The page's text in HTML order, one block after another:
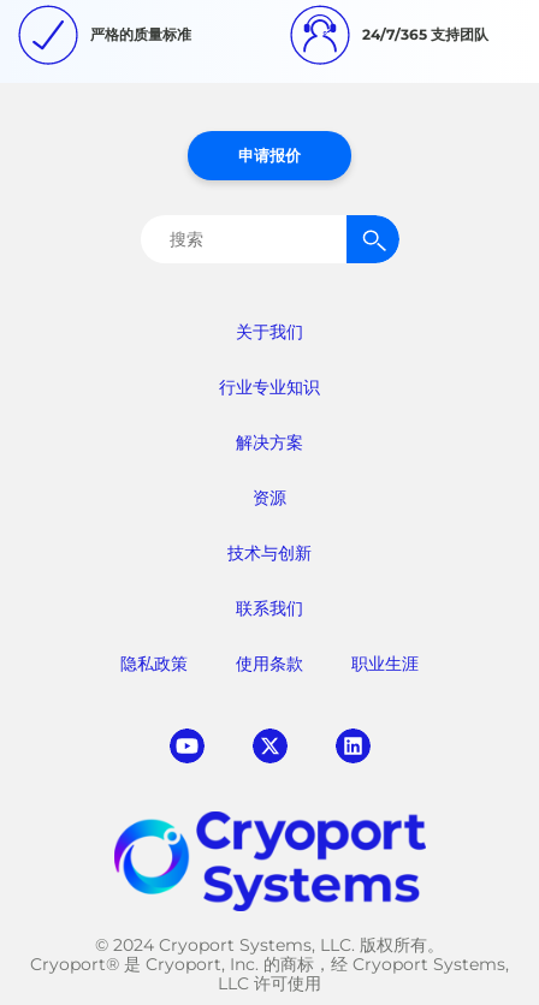
严格的质量标准 24/7/365 支持团队
关于我们
行业专业知识
解决方案
资源
技术与创新
联系我们
隐私政策 使用条款 职业生涯
申请报价
搜
© 2024 Cryoport Systems, LLC. 版权所有。
Cryoport® 是 Cryoport, Inc. 的商标，经 Cryoport Systems,
LLC 许可使用